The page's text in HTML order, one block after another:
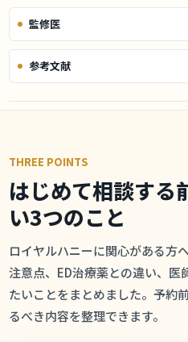
監修医
参考文献
THREE POINTS
はじめて相談する
い3つのこと
ロイヤルハニーに関心がある方
注意点、ED治療薬との違い、医
たいことをまとめました。予約
るべき内容を整理できます。